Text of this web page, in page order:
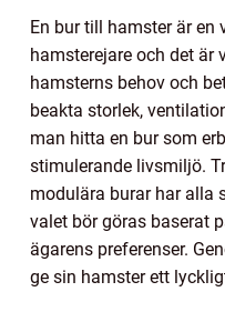
En bur till hamster är en
hamsterejare och det är
hamsterns behov och
beakta storlek,
man hitta en bur som
stimulerande livsmiljö.
modulära burar har alla
valet bör göras baserat
ägarens preferenser.
ge sin hamster ett